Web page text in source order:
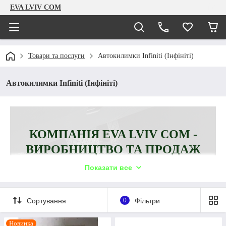
EVA LVIV COM
Товари та послуги Автокилимки Infiniti (Інфініті)
Автокилимки Infiniti (Інфініті)
КОМПАНІЯ EVA LVIV COM -
ВИРОБНИЦТВО ТА ПРОДАЖ
КИЛИМКІВ ДЛЯ INFINITI.
Пропонуємо ціни на 20% нижчі, ніж в
інших магазинах та знижки при покупці
другого комплекту. Офіційна гарантія діє 1
рік за умови дотримання правил
Показати все
Сортування 0 Фільтри
Новинка